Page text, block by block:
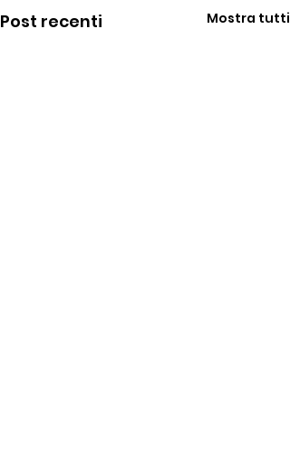
Post recenti Mostra tutti